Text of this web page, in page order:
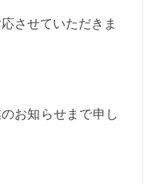
させていただきま
お知らせまで申し